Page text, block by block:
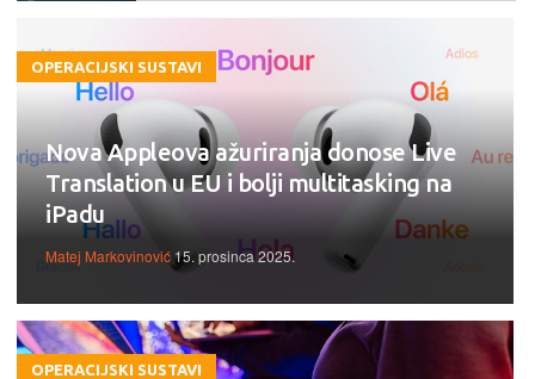
OPERACIJSKI SUSTAVI
Nova Appleova ažuriranja donose Live
Translation u EU i bolji multitasking na
iPadu
Matej Markovinović 15. prosinca 2025.
OPERACIJSKI SUSTAVI